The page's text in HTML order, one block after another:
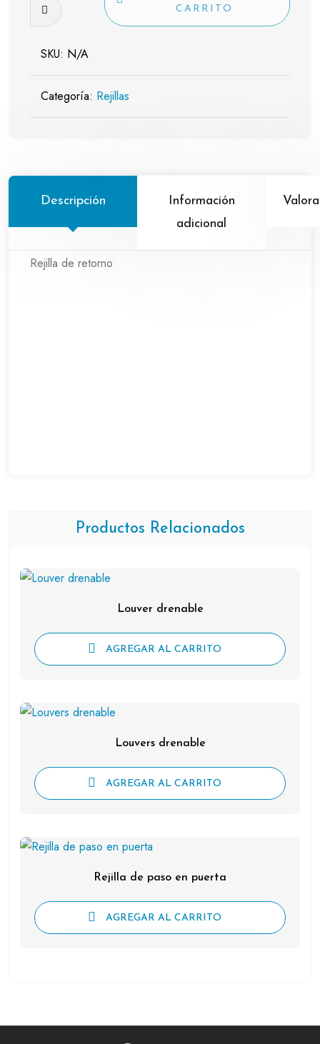
retorno
cantidad
CARRITO
SKU: N/A
Categoría: Rejillas
Descripción
Información
adicional
Rejilla de retorno
Productos Relacionados
Louver drenable
AGREGAR AL CARRITO
Louvers drenable
AGREGAR AL CARRITO
Rejilla de paso en puerta
AGREGAR AL CARRITO